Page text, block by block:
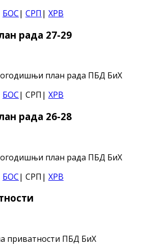
БОС| СРП | ХРВ
рада 27-29
план рада ПБД БиХ
БОС| СРП| ХРВ
рада 26-28
план рада ПБД БиХ
БОС| СРП| ХРВ
приватности ПБД БиХ